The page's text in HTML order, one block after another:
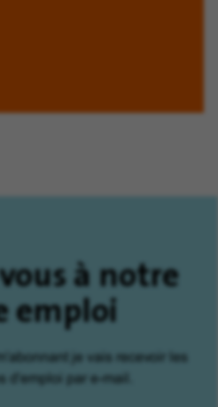
à notre
emploi
je vais recevoir les
d'emploi par e-mail.